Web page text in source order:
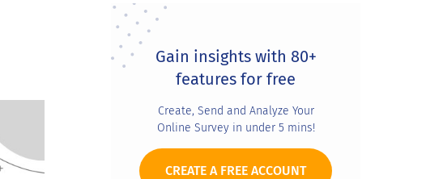
Primary
SidebarGain insights with 80+
features for free
Create, Send and Analyze Your
Online Survey in under 5 mins!
CREATE A FREE ACCOUNT